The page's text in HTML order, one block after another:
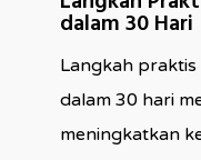
Mempelajari
Baru
dalam
dalam 30 Hari
Langkah
dalam 30 hari
meningkatkan